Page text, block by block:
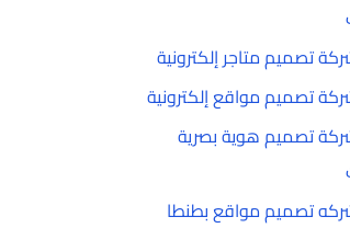
تصميم متاجر إلكترونية
تصميم مواقع إلكترونية
تصميم هوية بصرية
تصميم مواقع بطنطا